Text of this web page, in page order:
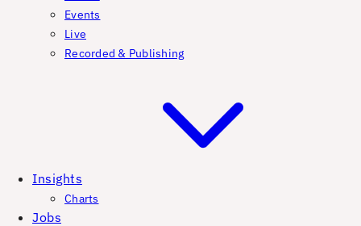
Events
Live
Recorded & Publishing
Insights
Charts
Jobs